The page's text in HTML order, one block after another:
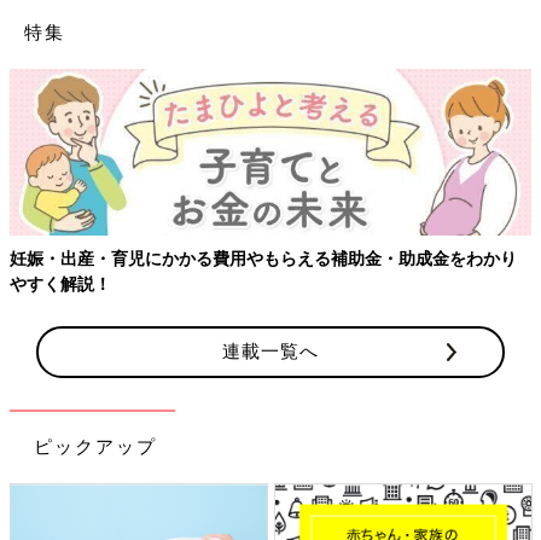
特集
妊娠・出産・育児にかかる費用やもらえる補助金・助成金をわかり
やすく解説！
連載一覧へ
ピックアップ